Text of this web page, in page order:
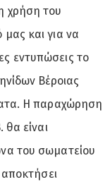
χρήση του
και για να
εντυπώσεις το
Βέροιας
Η παραχώρηση
είναι
του σωματείου